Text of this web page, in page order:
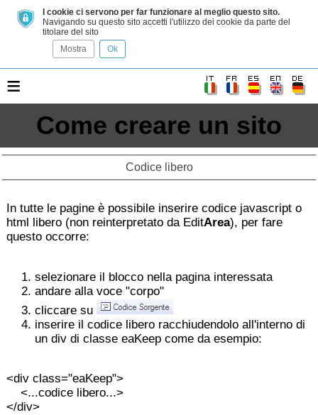
I cookie ci servono per far funzionare al meglio questo sito.
Navigando su questo sito accetti l'utilizzo dei cookie da parte del
titolare del sito
Mostra
Ok
≡
Come creare un sito
Codice libero
In tutte le pagine è possibile inserire codice javascript o
html libero (non reinterpretato da EditArea), per fare
questo occorre:
selezionare il blocco nella pagina interessata
andare alla voce "corpo"
cliccare su
inserire il codice libero racchiudendolo all'interno di
un div di classe eaKeep come da esempio:
<div class="eaKeep">
<...codice libero...>
</div>